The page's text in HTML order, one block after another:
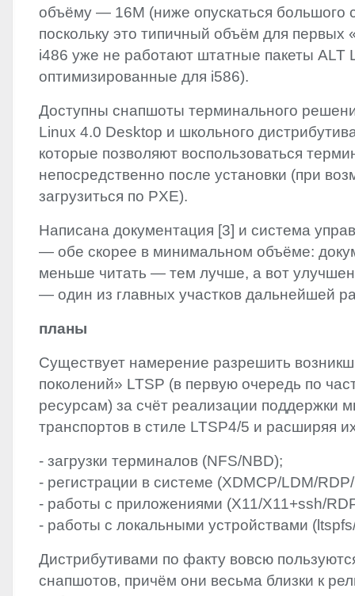
‬объёму‭ ― ‬16M‭ (‬ниже опускаться большого
‬поскольку это типичный объём для первых‭
i486‭ ‬уже не работают штатные пакеты ALT
‬оптимизированные для i586‭)‬.
Доступны снапшоты терминального
Linux 4.0‭ ‬Desktop и школьного
‬которые позволяют воспользоваться
непосредственно после установки‭ (‬при
загрузиться по PXE‭)‬.
Написана документация‭ [‬3‭] ‬и‭ ‬система
― ‬обе скорее в минимальном объёме:‭
меньше‭ ‬читать‭ ― ‬тем лучше,‭ ‬а вот
― ‬один из главных участков дальнейшей
планы
Существует намерение разрешить
поколений‭» ‬LTSP‭ (‬в первую очередь по
ресурсам‭) ‬за счёт реализации поддержки
транспортов в стиле LTSP4/5‭ ‬и расширяя
-‎ ‏загрузки терминалов‭ (‬NFS/NBD‭);
-‎ ‏регистрации в системе‭ (‬XDMCP/LDM/RDP
-‎ ‏работы с приложениями‭ (‬X11/X11+ssh/
-‎ ‏работы с локальными устройствами‭
Дистрибутивами по факту вовсю
снапшотов,‭ ‬причём они весьма близки к